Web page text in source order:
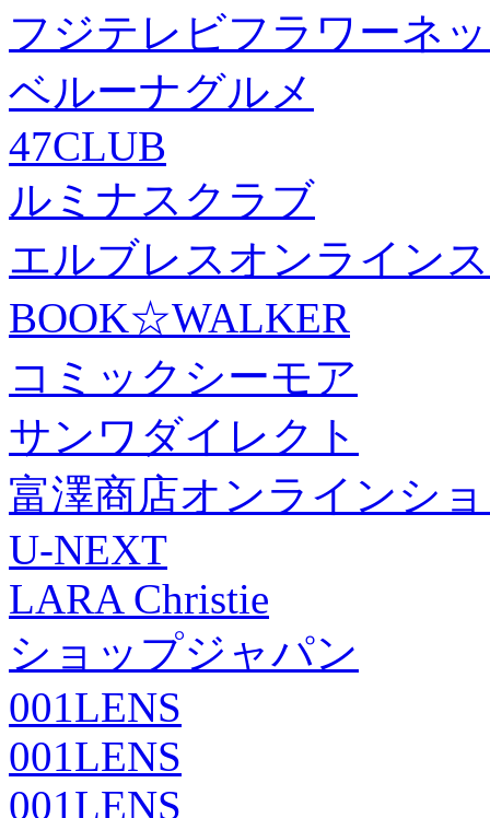
フジテレビフラワーネ
ベルーナグルメ
47CLUB
ルミナスクラブ
エルブレスオンライン
BOOK☆WALKER
コミックシーモア
サンワダイレクト
富澤商店オンラインシ
U-NEXT
LARA Christie
ショップジャパン
001LENS
001LENS
001LENS